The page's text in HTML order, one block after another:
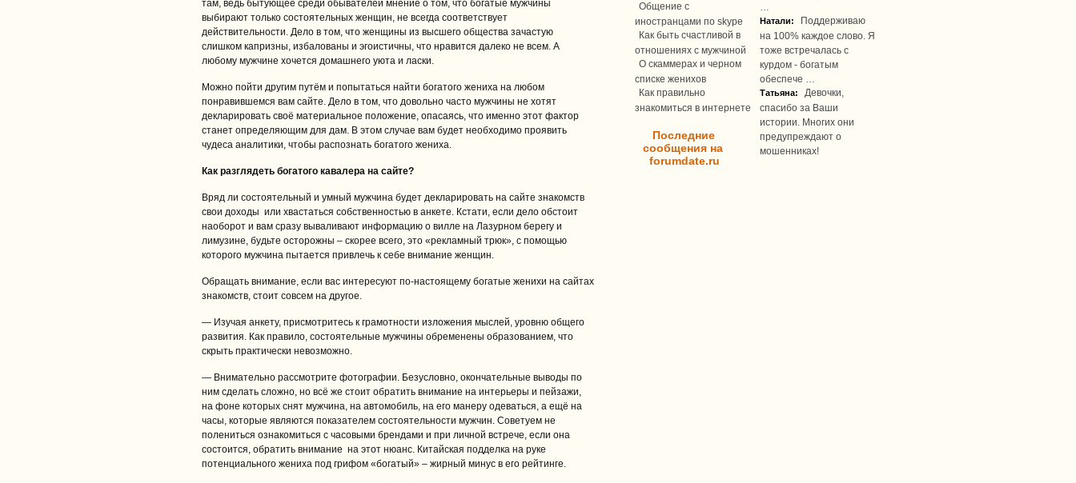
там, ведь бытующее среди обывателей мнение о том, что богатые мужчины
выбирают только состоятельных женщин, не всегда соответствует
действительности. Дело в том, что женщины из высшего общества зачастую
слишком капризны, избалованы и эгоистичны, что нравится далеко не всем. А
любому мужчине хочется домашнего уюта и ласки.
Можно пойти другим путём и попытаться найти богатого жениха на любом
понравившемся вам сайте. Дело в том, что довольно часто мужчины не хотят
декларировать своё материальное положение, опасаясь, что именно этот фактор
станет определяющим для дам. В этом случае вам будет необходимо проявить
чудеса аналитики, чтобы распознать богатого жениха.
Как разглядеть богатого кавалера на сайте?
Вряд ли состоятельный и умный мужчина будет декларировать на сайте знакомств
свои доходы или хвастаться собственностью в анкете. Кстати, если дело обстоит
наоборот и вам сразу вываливают информацию о вилле на Лазурном берегу и
лимузине, будьте осторожны – скорее всего, это «рекламный трюк», с помощью
которого мужчина пытается привлечь к себе внимание женщин.
Обращать внимание, если вас интересуют по-настоящему богатые женихи на сайтах
знакомств, стоит совсем на другое.
— Изучая анкету, присмотритесь к грамотности изложения мыслей, уровню общего
развития. Как правило, состоятельные мужчины обременены образованием, что
скрыть практически невозможно.
— Внимательно рассмотрите фотографии. Безусловно, окончательные выводы по
ним сделать сложно, но всё же стоит обратить внимание на интерьеры и пейзажи,
на фоне которых снят мужчина, на автомобиль, на его манеру одеваться, а ещё на
часы, которые являются показателем состоятельности мужчин. Советуем не
полениться ознакомиться с часовыми брендами и при личной встрече, если она
состоится, обратить внимание на этот нюанс. Китайская подделка на руке
потенциального жениха под грифом «богатый» – жирный минус в его рейтинге.
Общение с
иностранцами по skype
Как быть счастливой в
отношениях с мужчиной
О скаммерах и черном
списке женихов
Как правильно
знакомиться в интернете
Последние
сообщения на
forumdate.ru
Натали:
Поддерживаю
на 100% каждое слово. Я
тоже встречалась с
курдом - богатым
обеспече …
Татьяна:
Девочки,
спасибо за Ваши
истории. Многих они
предупреждают о
мошенниках!